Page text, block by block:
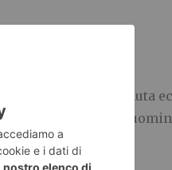
Accanto alla tenuta
l’equilibrio tra